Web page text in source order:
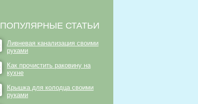
ПОПУЛЯРНЫЕ СТАТЬИ
Ливневая канализация своими
руками
Как прочистить раковину на
кухне
Крышка для колодца своими
руками